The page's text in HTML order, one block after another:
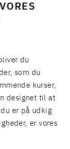
du
som du
kurser,
designet til at
er på udkig
er vores